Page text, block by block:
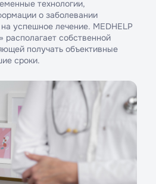
технологии,
о заболевании
успешное лечение. MEDHELP
собственной
получать объективные
сроки.